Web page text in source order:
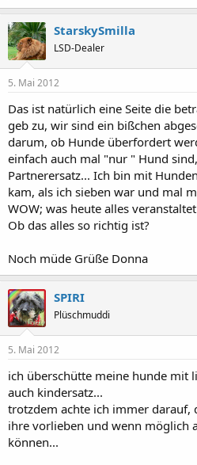
StarskySmilla
LSD-Dealer
5. Mai 2012
Das ist natürlich eine Seite die
geb zu, wir sind ein bißchen
darum, ob Hunde überfordert
einfach auch mal "nur " Hund
Partnerersatz... Ich bin mit
kam, als ich sieben war und mal
WOW; was heute alles
Ob das alles so richtig ist?
Noch müde Grüße Donna
SPIRI
Plüschmuddi
5. Mai 2012
ich überschütte meine hunde mit
auch kindersatz...
trotzdem achte ich immer darauf,
ihre vorlieben und wenn möglich
können...